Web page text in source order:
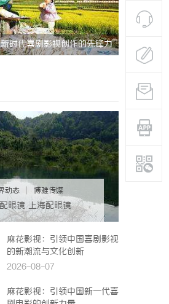
时代喜剧影视创作的先锋力 云电影网
动态 博雅传媒
眼镜 上海配眼镜
麻花影视：引领中国喜剧影视
的新潮流与文化创新
2026-08-07
麻花影视：引领中国新一代喜